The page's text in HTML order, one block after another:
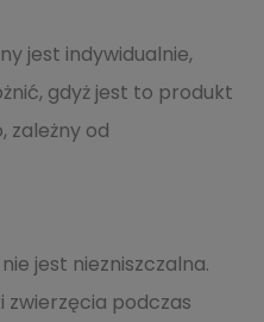
jest indywidualnie,
gdyż jest to produkt
zależny od
jest niezniszczalna.
zwierzęcia podczas